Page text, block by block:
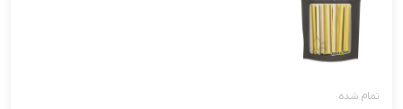
تمام شده